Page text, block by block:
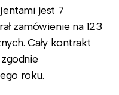
jest 7
zamówienie na 123
Cały kontrakt
roku.